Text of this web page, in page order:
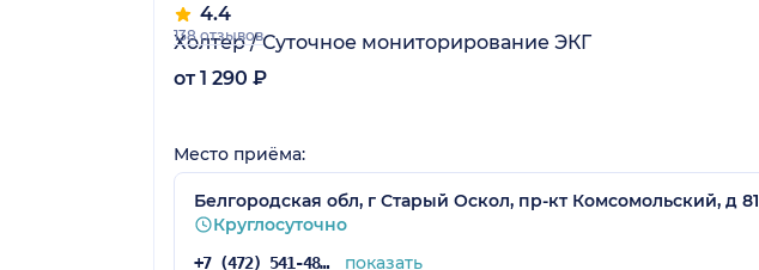
4.4
138 отзывов
Холтер / Суточное мониторирование ЭКГ
от 1 290 ₽
Место приёма:
Белгородская обл, г Старый Оскол, пр-кт Комсомольский, д 81
Круглосуточно
+7 (472) 541-48-48 показать